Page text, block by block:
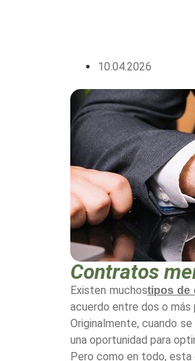
10.04.2026
Contratos
Existen muchostipos de
acuerdo entre dos o más
Originalmente, cuando
una oportunidad para
Pero como en todo,